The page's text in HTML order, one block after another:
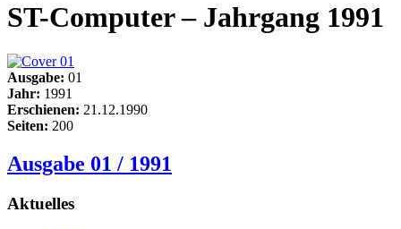
ST-Computer – Jahrgang 1991
Ausgabe: 01
Jahr: 1991
Erschienen: 21.12.1990
Seiten: 200
Ausgabe 01 / 1991
Aktuelles